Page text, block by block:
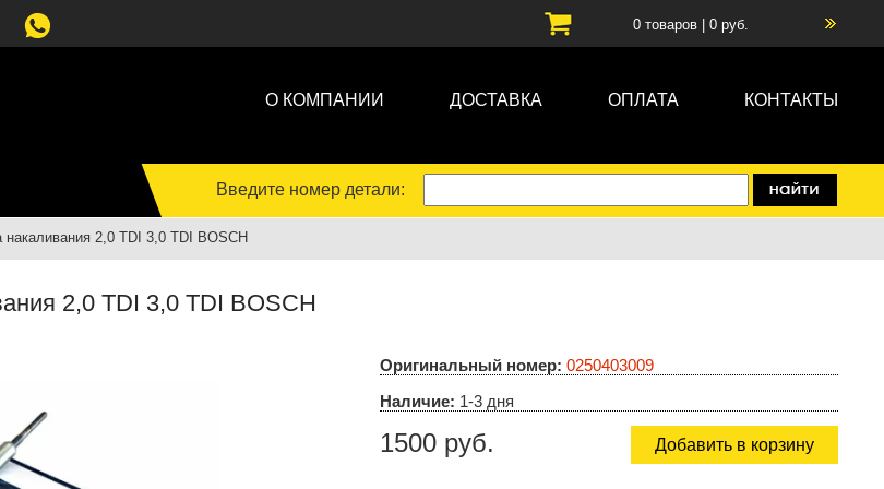
0товаров | 0руб.
О КОМПАНИИ ДОСТАВКА ОПЛАТА КОНТАКТЫ
Введите номер детали:
накаливания 2,0 TDI 3,0 TDI BOSCH
2,0 TDI 3,0 TDI BOSCH
Оригинальный номер: 0250403009
Наличие: 1-3 дня
1500 руб. Добавить в корзину